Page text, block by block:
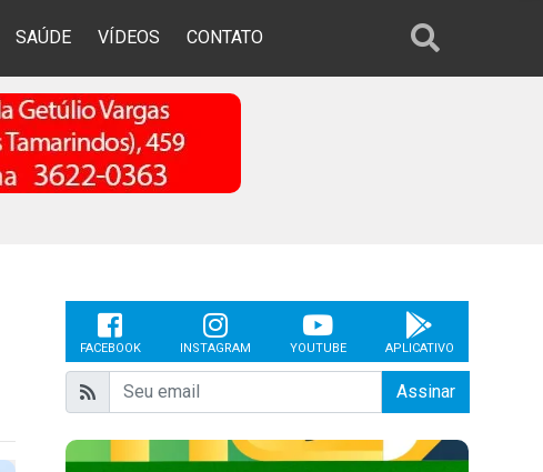
SAÚDE VÍDEOS CONTATO
FACEBOOK INSTAGRAM YOUTUBE APLICATIVO
Assinar